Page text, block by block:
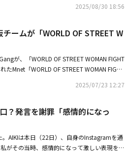
猗窩座再来」で花江夏樹は、シリーズの主
からわずか5日で累計観客動員数200万人を
た。・【PHOTO】花江夏樹＆下野紘が訪
席・花江夏樹＆下野紘が韓国へ！劇場版「鬼
2025/08/30 18:56
ームが「WORLD OF STREET W
が、「WORLD OF STREET WOMAN FIGHT
Mnet「WORLD OF STREET WOMAN FIGHT
結果は事前投票30％、リアルタイム投票7
としてパク・ジニョン（J․Y․ Park）、マイ
初のOST（挿入歌）ミッションのMust Have
落バトルで目覚めた内なるハンターの本能が
ルーのメッセージを盛り込んだステージを披
」で、リーダーのMarleeが最初のバトルでク
2025/07/23 12:27
？発言を謝罪「感情的になっ
AIKIは本日（22日）、自身のInstagramを通
がその当時、感情的になって激しい表現を使